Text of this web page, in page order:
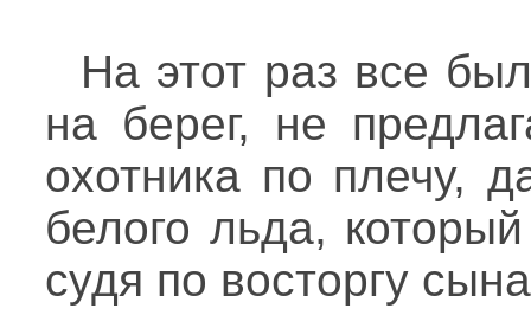
На этот раз все
на берег, не
охотника по плечу,
белого льда,
судя по восторгу